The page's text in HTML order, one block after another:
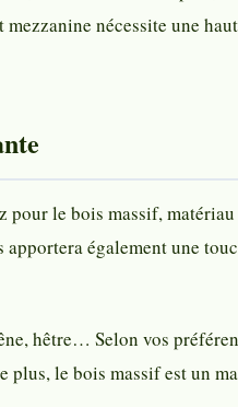
nécessite une
le bois massif,
également une
hêtre… Selon vos
le bois massif est un